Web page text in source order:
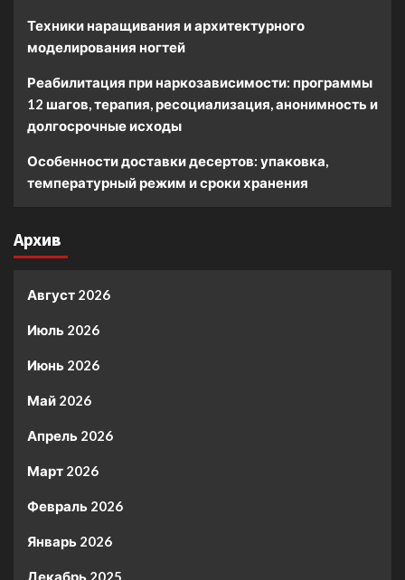
Техники наращивания и архитектурного
моделирования ногтей
Реабилитация при наркозависимости: программы
12 шагов, терапия, ресоциализация, анонимность и
долгосрочные исходы
Особенности доставки десертов: упаковка,
температурный режим и сроки хранения
Архив
Август 2026
Июль 2026
Июнь 2026
Май 2026
Апрель 2026
Март 2026
Февраль 2026
Январь 2026
Декабрь 2025